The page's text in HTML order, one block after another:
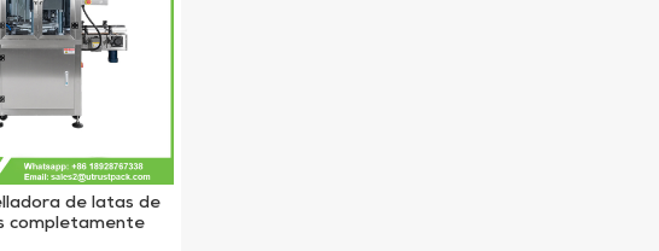
de latas de
completamente